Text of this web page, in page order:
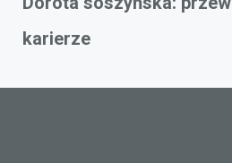
karierze